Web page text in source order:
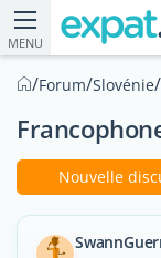
MENU
/Forum/Slovénie/
Nouvelle